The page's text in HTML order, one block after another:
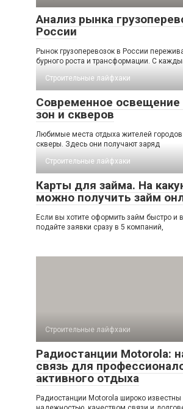
Анализ рынка
России
Рынок грузоперевозок в России
бурного роста и трансформации. С
Строительные лайфхаки
Современное освещение
зон и скверов
Любимые места отдыха жителей городов
скверы. Здесь они получают заряд
Строительные лайфхаки
Карты для займа. На
можно получить займ
Если вы хотите оформить займ быстро и
подайте заявки сразу в 5 компаний,
Строительные лайфхаки
Радиостанции Motorola:
связь для
активного отдыха
Радиостанции Motorola широко известны